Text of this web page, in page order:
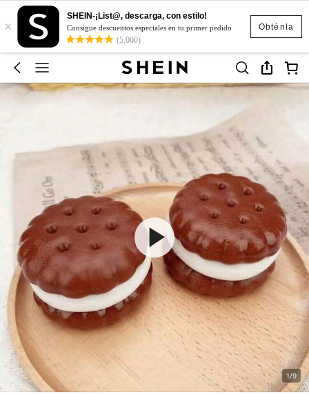
Obténla
×
SHEIN-¡List@, descarga, con estilo!
Consigue descuentos especiales en tu primer pedido
(5,000)
1/9